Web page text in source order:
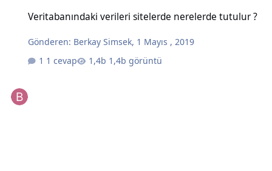
Veritabanındaki verileri sitelerde nerelerde tutulur ?
Gönderen: Berkay Simsek, 1 Mayıs , 2019
1 cevap
1,4b görüntü